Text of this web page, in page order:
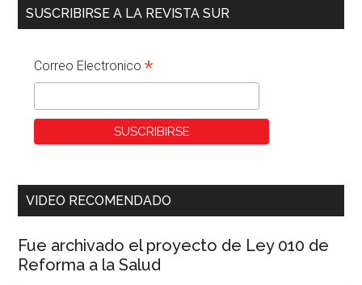
SUSCRIBIRSE A LA REVISTA SUR
Correo Electronico*
VIDEO RECOMENDADO
Fue archivado el proyecto de Ley 010 de
Reforma a la Salud